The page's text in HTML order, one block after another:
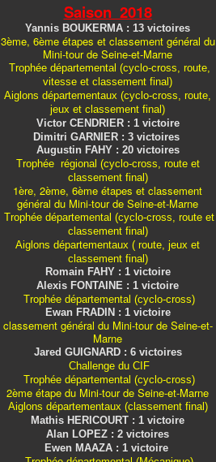
Saison 2018
Yannis BOUKERMA : 13 victoires
3ème, 6ème étapes et classement général du
Mini-tour de Seine-et-Marne
Trophée départemental (cyclo-cross, route,
vitesse et classement final)
Aiglons départementaux (cyclo-cross, route,
jeux et classement final)
Victor CENDRIER : 1 victoire
Dimitri GARNIER : 3 victoires
Augustin FAHY : 20 victoires
Trophée régional (cyclo-cross, route et
classement final)
1ère, 2ème, 6ème étapes et classement
général du Mini-tour de Seine-et-Marne
Trophée départemental (cyclo-cross, route et
classement final)
Aiglons départementaux ( route, jeux et
classement final)
Romain FAHY : 1 victoire
Alexis FONTAINE : 1 victoire
Trophée départemental (cyclo-cross)
Ewan FRADIN : 1 victoire
classement général du Mini-tour de Seine-et-
Marne
Jared GUIGNARD : 6 victoires
Challenge du CIF
Trophée départemental (cyclo-cross)
2ème étape du Mini-tour de Seine-et-Marne
Aiglons départementaux (classement final)
Mathis HERICOURT : 1 victoire
Alan LOPEZ : 2 victoires
Ewen MAAZA : 1 victoire